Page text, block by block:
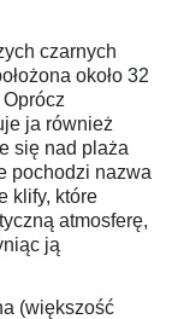
czarnych
około 32
ja również
się nad plaża
pochodzi nazwa
klify, które
atmosferę,
ją
(większość